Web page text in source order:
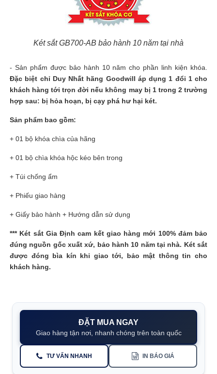
Két sắt GB700-AB bảo hành 10 năm tại nhà
- Sản phẩm được bảo hành 10 năm cho phần linh kiện khóa.
Đặc biệt chỉ Duy Nhất hãng Goodwill áp dụng 1 đổi 1 cho
khách hàng tới trọn đời nếu không may bị 1 trong 2 trường
hợp sau: bị hỏa hoạn, bị cạy phá hư hại két.
Sản phẩm bao gồm:
+ 01 bộ khóa chìa của hãng
+ 01 bộ chìa khóa hộc kéo bên trong
+ Túi chống ẩm
+ Phiếu giao hàng
+ Giấy bảo hành + Hướng dẫn sử dụng
*** Két sắt Gia Định cam kết giao hàng mới 100% đảm bảo
đúng nguồn gốc xuất xứ, bảo hành 10 năm tại nhà. Két sắt
được đóng bìa kín khi giao tới, bảo mật thông tin cho
khách hàng.
ĐẶT MUA NGAY
Giao hàng tận nơi, nhanh chóng trên toàn quốc
TƯ VẤN NHANH IN BÁO GIÁ